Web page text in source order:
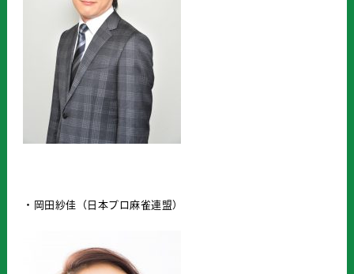
・岡田紗佳（日本プロ麻雀連盟）